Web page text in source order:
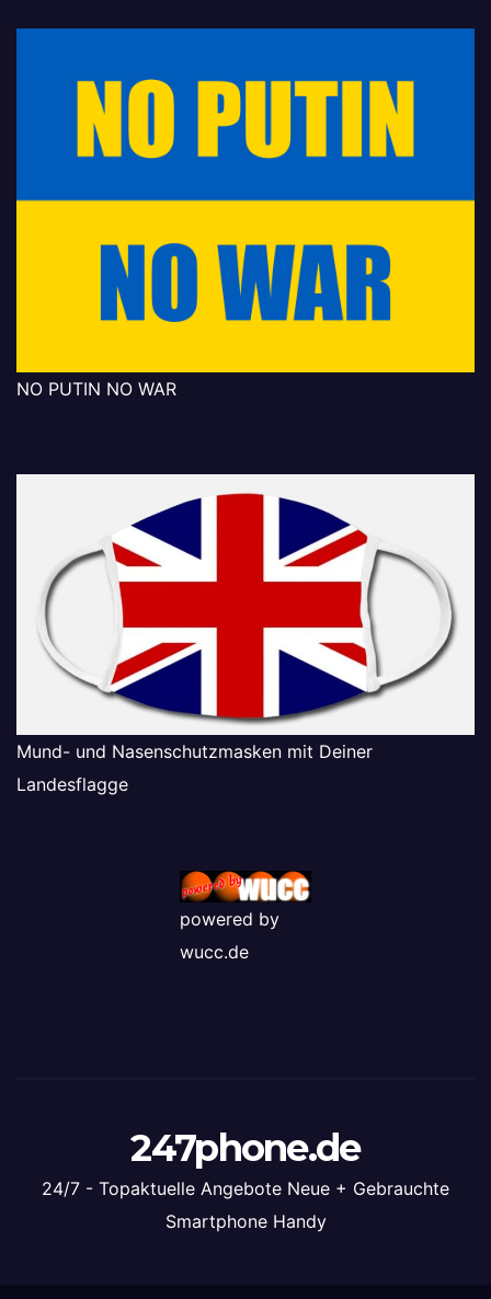
NO PUTIN NO WAR
Mund- und Nasenschutzmasken mit Deiner
Landesflagge
powered by
wucc.de
247phone.de
24/7 - Topaktuelle Angebote Neue + Gebrauchte
Smartphone Handy